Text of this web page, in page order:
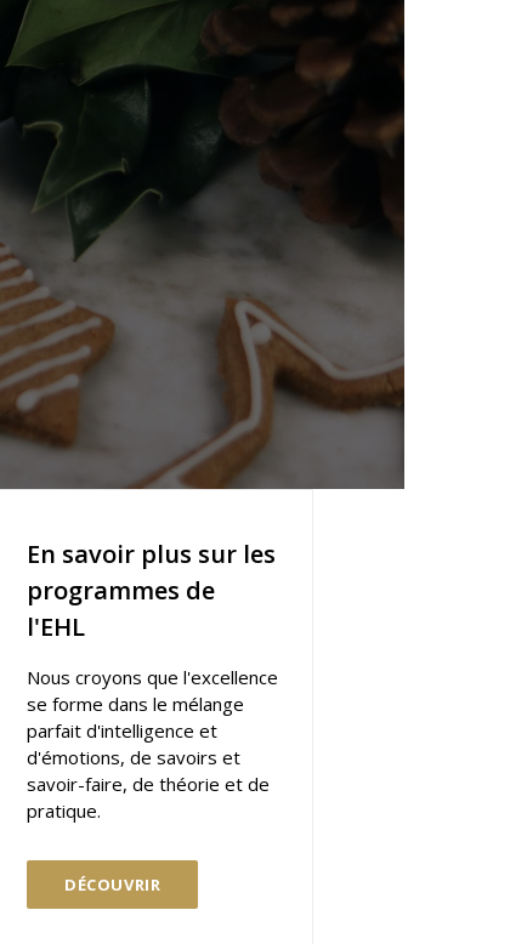
En savoir plus sur les
programmes de
l'EHL
Nous croyons que l'excellence
se forme dans le mélange
parfait d'intelligence et
d'émotions, de savoirs et
savoir-faire, de théorie et de
pratique.
DÉCOUVRIR